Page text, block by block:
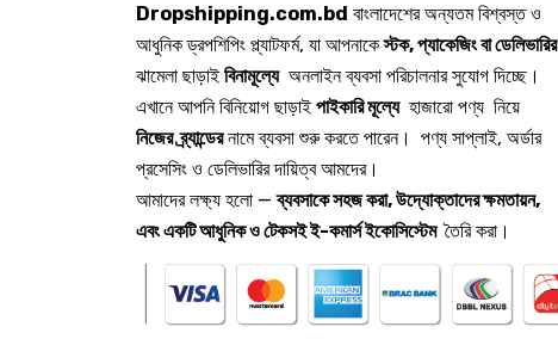
Dropshipping.com.bd বাংলাদেশের অন্যতম বিশ্বস্ত ও
আধুনিক ড্রপশিপিং প্ল্যাটফর্ম, যা আপনাকেস্টক, প্যাকেজিং বা ডেলিভারির
ঝামেলা ছাড়াই বিনামূল্যেঅনলাইন ব্যবসা পরিচালনার সুযোগ দিচ্ছে।
এখানে আপনি বিনিয়োগ ছাড়াই পাইকারি মূল্যেহাজারো পণ্য নিয়ে
নিজের ব্র্যান্ডেরনামে ব্যবসা শুরু করতে পারেন। পণ্য সাপ্লাই, অর্ডার
প্রসেসিং ও ডেলিভারির দায়িত্ব আমদের।
আমাদের লক্ষ্য হলো —ব্যবসাকে সহজ করা, উদ্যোক্তাদের ক্ষমতায়ন,
এবং একটি আধুনিক ও টেকসই ই-কমার্স ইকোসিস্টেম তৈরি করা।